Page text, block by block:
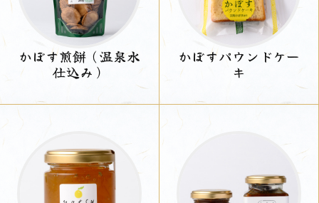
かぼす煎餅（温泉水
仕込み）
かぼすパウンドケー
キ